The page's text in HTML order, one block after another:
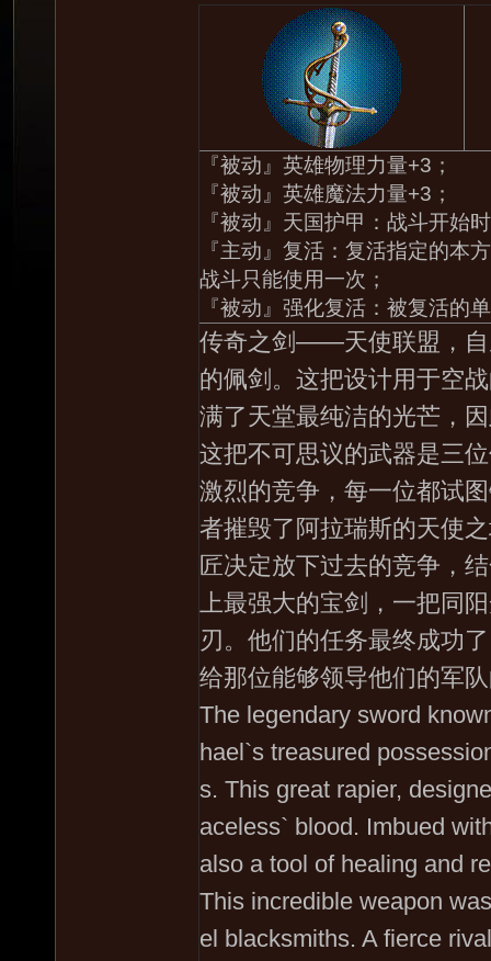
『被动』英雄物理力量+3；
『被动』英雄魔法力量+3；
『被动』天国护甲：战斗开始
『主动』复活：复活指定的本
战斗只能使用一次；
『被动』强化复活：被复活的
传奇之剑——天使联盟，自
的佩剑。这把设计用于空
满了天堂最纯洁的光芒，
这把不可思议的武器是三
激烈的竞争，每一位都试
者摧毁了阿拉瑞斯的天使
匠决定放下过去的竞争，
上最强大的宝剑，一把同
刃。他们的任务最终成功
给那位能够领导他们的军
The legendary sword
hael`s treasured
s. This great rapier,
aceless` blood. Imbued
also a tool of healing and
This incredible weapon
el blacksmiths. A fierce